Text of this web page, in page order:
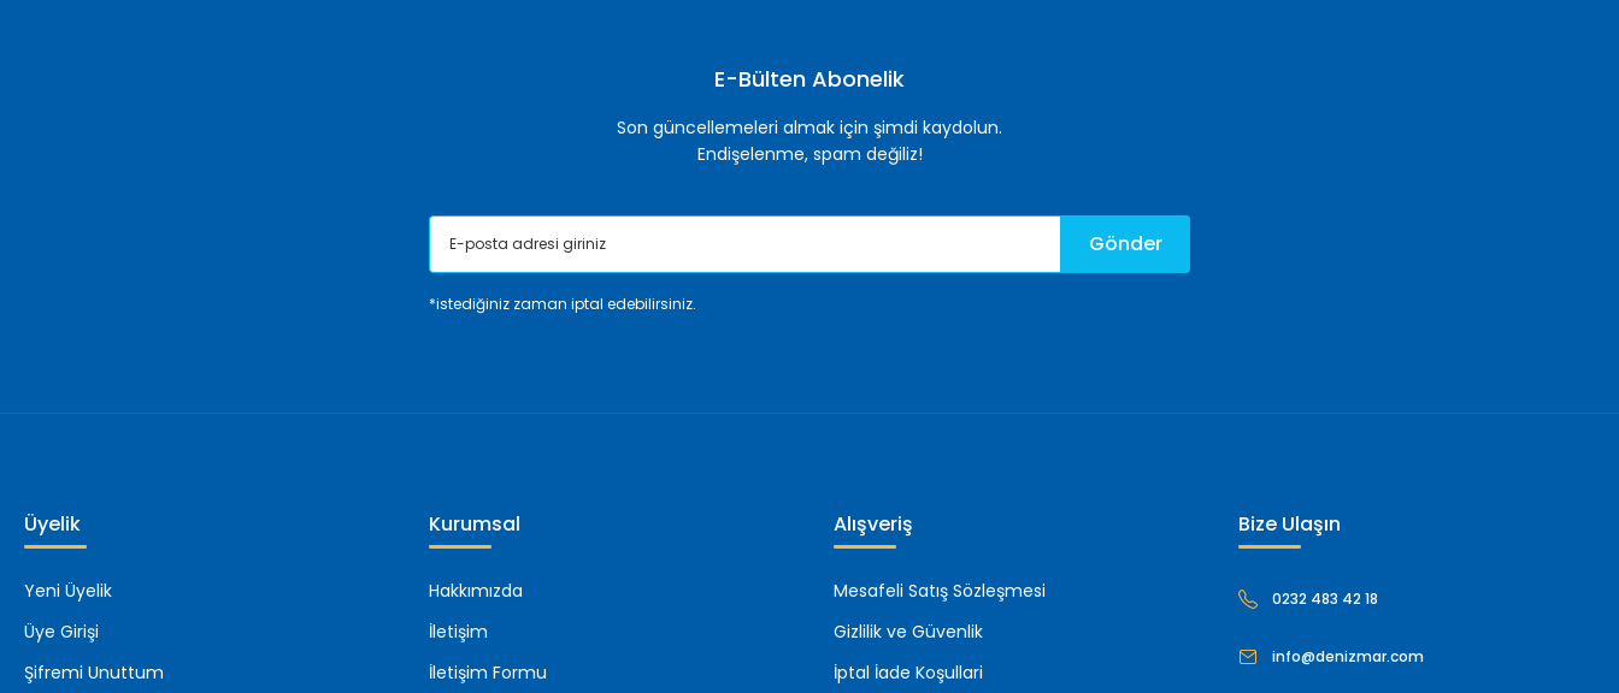
E-Bülten Abonelik
Son güncellemeleri almak için şimdi kaydolun.
Endişelenme, spam değiliz!
Gönder
*istediğiniz zaman iptal edebilirsiniz.
Üyelik
Yeni Üyelik
Üye Girişi
Şifremi Unuttum
Kurumsal
Hakkımızda
İletişim
İletişim Formu
Alışveriş
Mesafeli Satış Sözleşmesi
Gizlilik ve Güvenlik
İptal İade Koşullari
Bize Ulaşın
0232 483 42 18
info@denizmar.com